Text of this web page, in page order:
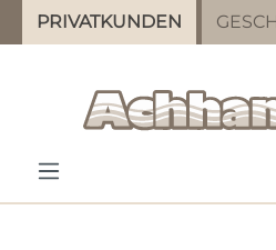
Zum Hauptinhalt springen
PRIVATKUNDEN